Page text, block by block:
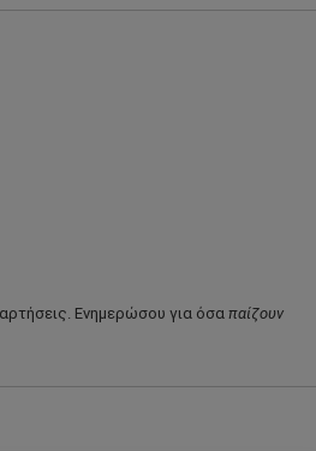
Ενημερώσου για όσα παίζουν